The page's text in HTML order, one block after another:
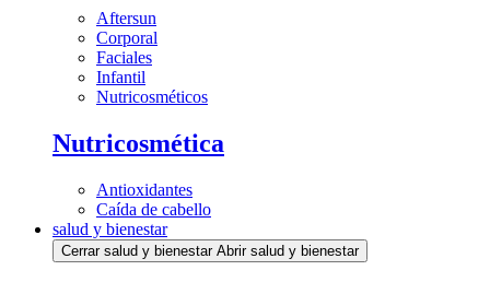
Aftersun
Corporal
Faciales
Infantil
Nutricosméticos
Nutricosmética
Antioxidantes
Caída de cabello
salud y bienestar
Cerrar salud y bienestar Abrir salud y bienestar